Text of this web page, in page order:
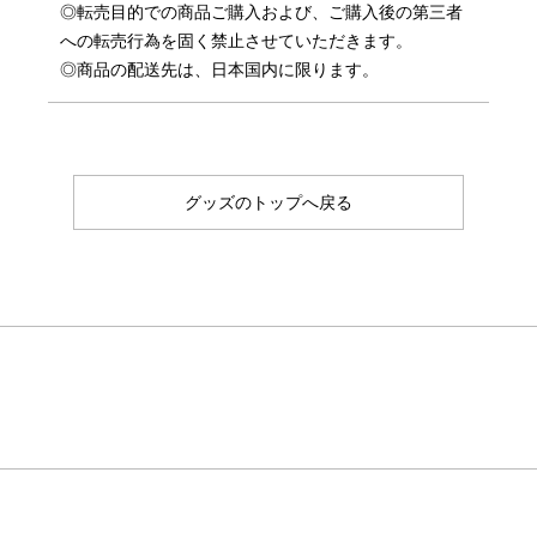
◎転売目的での商品ご購入および、ご購入後の第三者
への転売行為を固く禁止させていただきます。
◎商品の配送先は、日本国内に限ります。
グッズのトップへ戻る